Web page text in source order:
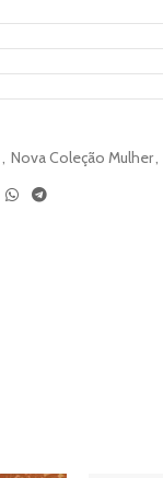
, Nova Coleção Mulher,